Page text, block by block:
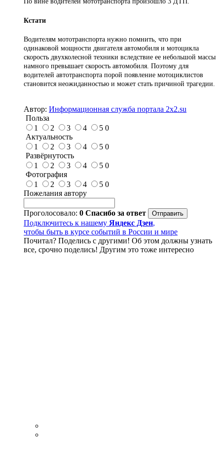
Кстати
Водителям мототранспорта нужно помнить, что при
одинаковой мощности двигателя автомобиля и мотоцикла
скорость двухколесной техники вследствие ее небольшой массы
намного превышает скорость автомобиля. Поэтому для
водителей автотранспорта порой появление мотоциклистов
становится неожиданностью и может стать причиной трагедии.
Автор: Информационная служба портала 2x2.su
Польза
1
2 3 4 5 0
Актуальность
1
2 3 4 5 0
Развёрнутость
1
2 3 4 5 0
Фотография
1
2 3 4 5 0
Пожелания автору
Проголосовало: 0 Спасибо за ответ
Подключитесь к нашему Яндекс Дзен,
чтобы быть в курсе событий в России и мире
Почитал? Поделись с другими! Об этом должны узнать
все, срочно поделись! Другим это тоже интересно